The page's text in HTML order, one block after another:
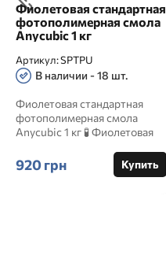
Фиолетовая стандартная
фотополимерная смола
Anycubic 1 кг
Артикул:SPTPU
В наличии - 18 шт.
Фиолетовая стандартная
фотополимерная смола
Anycubic 1 кг 🧪 Фиолетовая
фотополимерная с...
920 грн Купить